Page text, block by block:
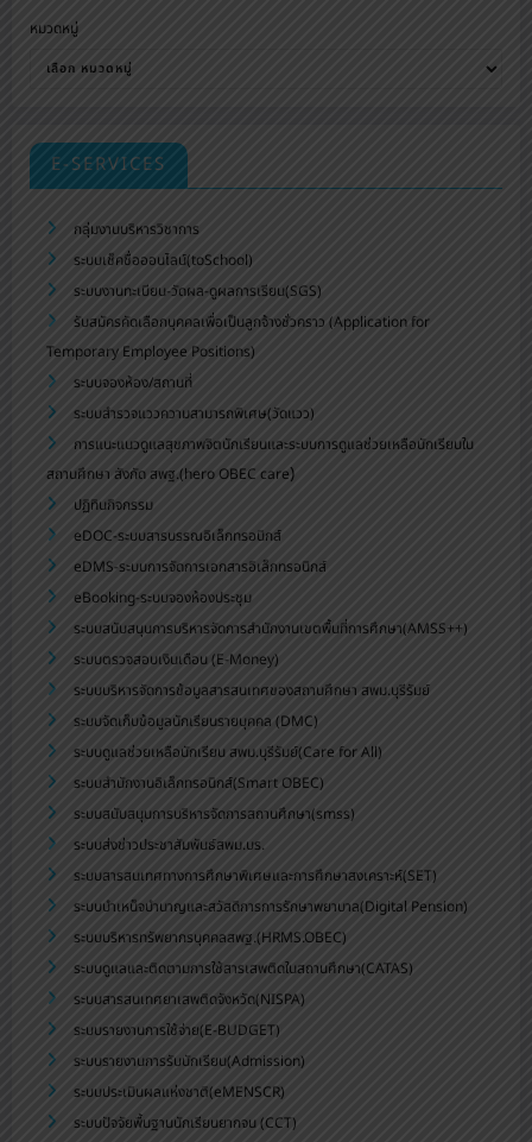
หมวดหมู่
E-SERVICES
กลุ่มงานบริหารวิชาการ
ระบบเช็คชื่อออนไลน์(toSchool)
ระบบงานทะเบียน-วัดผล-ดูผลการเรียน(SGS)
รับสมัครคัดเลือกบุคคลเพื่อเป็นลูกจ้างชั่วคราว (Application for
Temporary Employee Positions)
ระบบจองห้อง/สถานที่
ระบบสำรวจแววความสามารถพิเศษ(วัดแวว)
การแนะแนวดูแลสุขภาพจิตนักเรียนและระบบการดูแลช่วยเหลือนักเรียนใน
สถานศึกษา สังกัด สพฐ.(hero OBEC care)
ปฏิทินกิจกรรม
eDOC-ระบบสารบรรณอิเล็กทรอนิกส์
eDMS-ระบบการจัดการเอกสารอิเล็กทรอนิกส์
eBooking-ระบบจองห้องประชุม
ระบบสนับสนุนการบริหารจัดการสำนักงานเขตพื้นที่การศึกษา(AMSS++)
ระบบตรวจสอบเงินเดือน (E-Money)
ระบบบริหารจัดการข้อมูลสารสนเทศของสถานศึกษา สพม.บุรีรัมย์
ระบบจัดเก็บข้อมูลนักเรียนรายบุคคล (DMC)
ระบบดูแลช่วยเหลือนักเรียน สพม.บุรีรัมย์(Care for All)
ระบบสำนักงานอิเล็กทรอนิกส์(Smart OBEC)
ระบบสนับสนุนการบริหารจัดการสถานศึกษา(smss)
ระบบส่งข่าวประชาสัมพันธ์สพม.บร.
ระบบสารสนเทศทางการศึกษาพิเศษและการศึกษาสงเคราะห์(SET)
ระบบบำเหน็จบำนาญและสวัสดิการการรักษาพยาบาล(Digital Pension)
ระบบบริหารทรัพยากรบุคคลสพฐ.(HRMS.OBEC)
ระบบดูแลและติดตามการใช้สารเสพติดในสถานศึกษา(CATAS)
ระบบสารสนเทศยาเสพติดจังหวัด(NISPA)
ระบบรายงานการใช้จ่าย(E-BUDGET)
ระบบรายงานการรับนักเรียน(Admission)
ระบบประเมินผลแห่งชาติ(eMENSCR)
ระบบปัจจัยพื้นฐานนักเรียนยากจน (CCT)